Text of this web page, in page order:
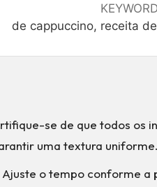
KEYWORD
de cappuccino, receita
se de que todos os
uma textura uniforme.
Ajuste o tempo conforme a